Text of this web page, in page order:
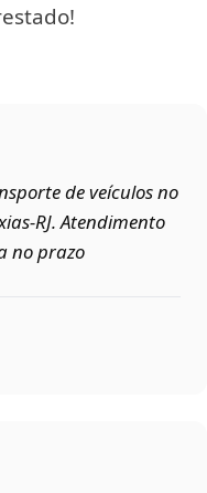
de veículos no
Atendimento
no prazo